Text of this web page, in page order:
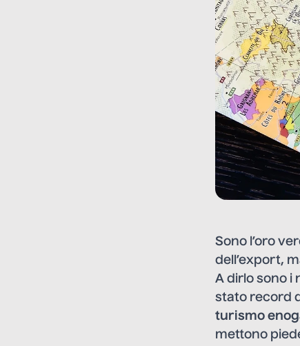
Sono l’oro
dell’export,
A dirlo sono i
stato record
turismo
mettono